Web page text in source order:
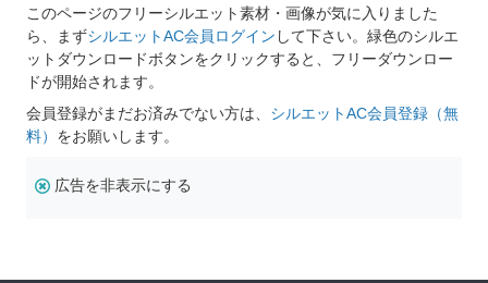
このページのフリーシルエット素材・画像が気に入りました
ら、まずシルエットAC会員ログイン して下さい。緑色のシルエ
ットダウンロードボタンをクリックすると、フリーダウンロー
ドが開始されます。
会員登録がまだお済みでない方は、 シルエットAC会員登録（無
料） をお願いします。
広告を非表示にする